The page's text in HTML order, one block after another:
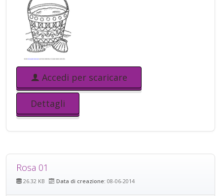
Accedi per scaricare
Dettagli
Rosa 01
26.32 KB Data di creazione: 08-06-2014